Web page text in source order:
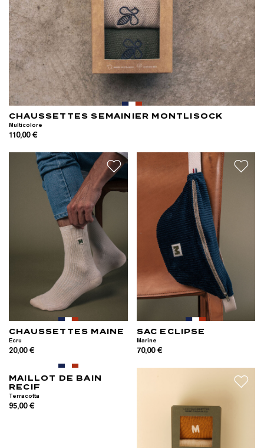
CHAUSSETTES SEMAINIER MONTLISOCK
Multicolore
110,00 €
CHAUSSETTES MAINE
Ecru
20,00 €
SAC ECLIPSE
Marine
70,00 €
MAILLOT DE BAIN
RECIF
Terracotta
95,00 €